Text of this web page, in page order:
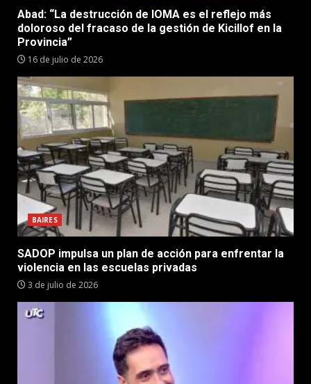
Abad: “La destrucción de IOMA es el reflejo más
doloroso del fracaso de la gestión de Kicillof en la
Provincia”
16 de julio de 2026
BAIRES
SADOP impulsa un plan de acción para enfrentar la
violencia en las escuelas privadas
3 de julio de 2026